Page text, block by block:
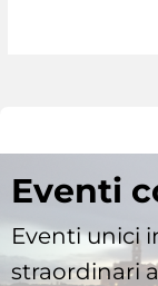
Eventi
Eventi unici
straordinari